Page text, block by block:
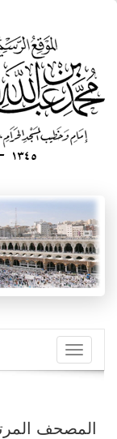
Toggle
navigation
المصحف